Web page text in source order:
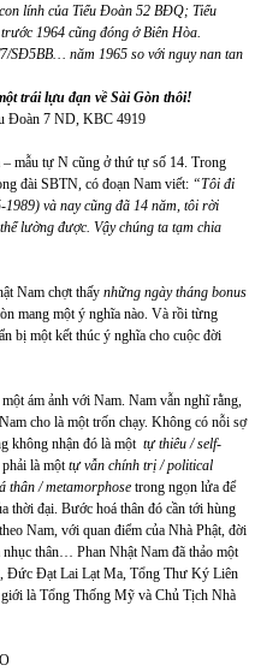
lính của Tiểu Đoàn 52 BĐQ; Tiểu
trước 1964 cũng đóng ở Biên Hòa.
SĐ5BB… năm 1965 so với nguy nan tan
trái lựu đạn về Sài Gòn thôi!
Đoàn 7 ND, KBC 4919
mẫu tự N cũng ở thứ tự số 14. Trong
đài SBTN, có đoạn Nam viết: “Tôi đi
và nay cũng đã 14 năm, tôi rời
lường được. Vậy chúng ta tạm chia
Nam chợt thấy những ngày tháng bonus
mang một ý nghĩa nào. Và rồi từng
bị một kết thúc ý nghĩa cho cuộc đời
ám ảnh với Nam. Nam vẫn nghĩ rằng,
cho là một trốn chạy. Không có nỗi sợ
không nhận đó là một tự thiêu / self-
là mộttự vẫn chính trị / political
thân / metamorphose trong ngọn lửa để
thời đại. Bước hoá thân đó cần tới hùng
Nam, với quan điểm của Nhà Phật, đời
thân… Phan Nhật Nam đã thảo một
Đức Đạt Lai Lạt Ma, Tổng Thư Ký Liên
là Tổng Thống Mỹ và Chủ Tịch Nhà